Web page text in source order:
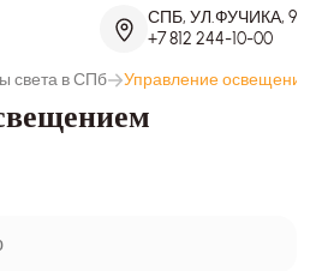
СПБ, УЛ.ФУЧИКА, 9
+7 812 244-10-00
света в СПб Управление